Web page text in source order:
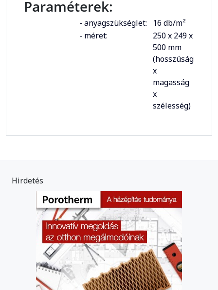
Paraméterek:
- anyagszükséglet:
16 db/m²
- méret:
250 x 249 x
500 mm
(hosszúság
x
magasság
x
szélesség)
Hirdetés